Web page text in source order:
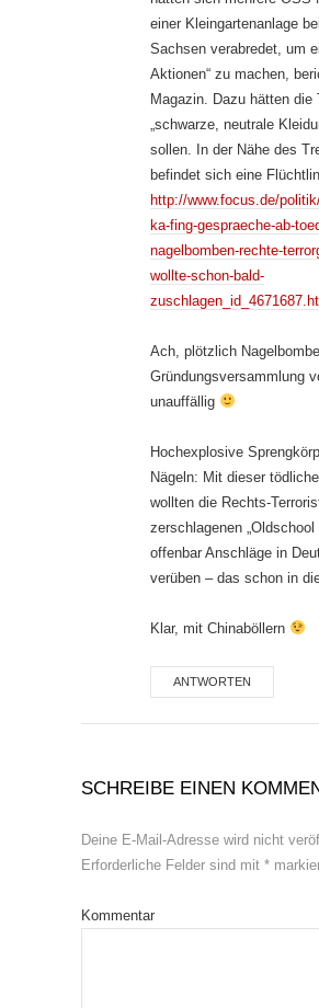
einer Kleingartenanlage
Sachsen verabredet, um
Aktionen“ zu machen,
Magazin. Dazu hätten die
„schwarze, neutrale
sollen. In der Nähe des
befindet sich eine
http://www.focus.de/
ka-fing-gespraeche-ab-
nagelbomben-rechte-
wollte-schon-bald-
Ach, plötzlich
Gründungsversammlung
unauffällig
Hochexplosive
Nägeln: Mit dieser
wollten die Rechts-
zerschlagenen „Oldschool
offenbar Anschläge in
verüben – das schon in
Klar, mit Chinaböllern
ANTWORTEN
SCHREIBE EINEN
Deine E-Mail-Adresse wird nicht
Erforderliche Felder sind mit *
Kommentar